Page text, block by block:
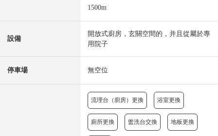
1500m
設備
開放式廚房，玄關空間的，并且從屬於專
用院子
停車場 無空位
流理台（廚房）更換 浴室更換
廁所更換 盥洗台交換 地板更換